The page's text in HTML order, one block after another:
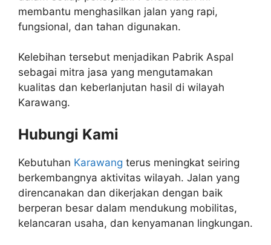
membantu menghasilkan jalan yang rapi,
fungsional, dan tahan digunakan.
Kelebihan tersebut menjadikan Pabrik Aspal
sebagai mitra jasa yang mengutamakan
kualitas dan keberlanjutan hasil di wilayah
Karawang.
Hubungi Kami
Kebutuhan Karawang terus meningkat seiring
berkembangnya aktivitas wilayah. Jalan yang
direncanakan dan dikerjakan dengan baik
berperan besar dalam mendukung mobilitas,
kelancaran usaha, dan kenyamanan lingkungan.